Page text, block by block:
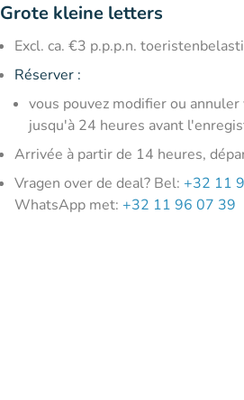
Grote kleine letters
Excl. ca. €3 p.p.p.n.
Réserver :
vous pouvez modifier ou
jusqu'à 24 heures avant
Arrivée à partir de 14 heures,
Vragen over de deal? Bel:+32 11
WhatsApp met:+32 11 96 07 39